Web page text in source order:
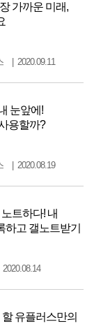
가까운 미래,
2020.09.11
눈앞에!
용할까?
2020.08.19
트하다! 내
하고 갤노트받기
2020.08.14
유플러스만의